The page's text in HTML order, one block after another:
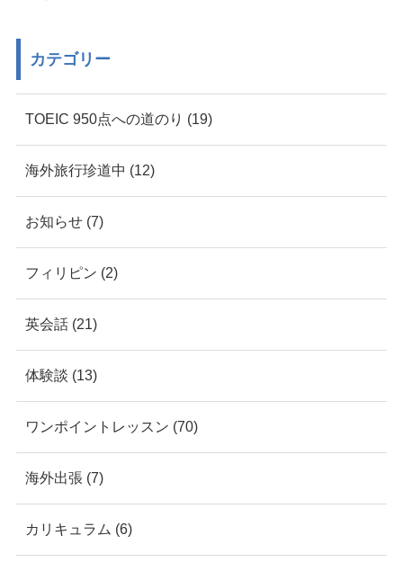
カテゴリー
TOEIC 950点への道のり (19)
海外旅行珍道中 (12)
お知らせ (7)
フィリピン (2)
英会話 (21)
体験談 (13)
ワンポイントレッスン (70)
海外出張 (7)
カリキュラム (6)